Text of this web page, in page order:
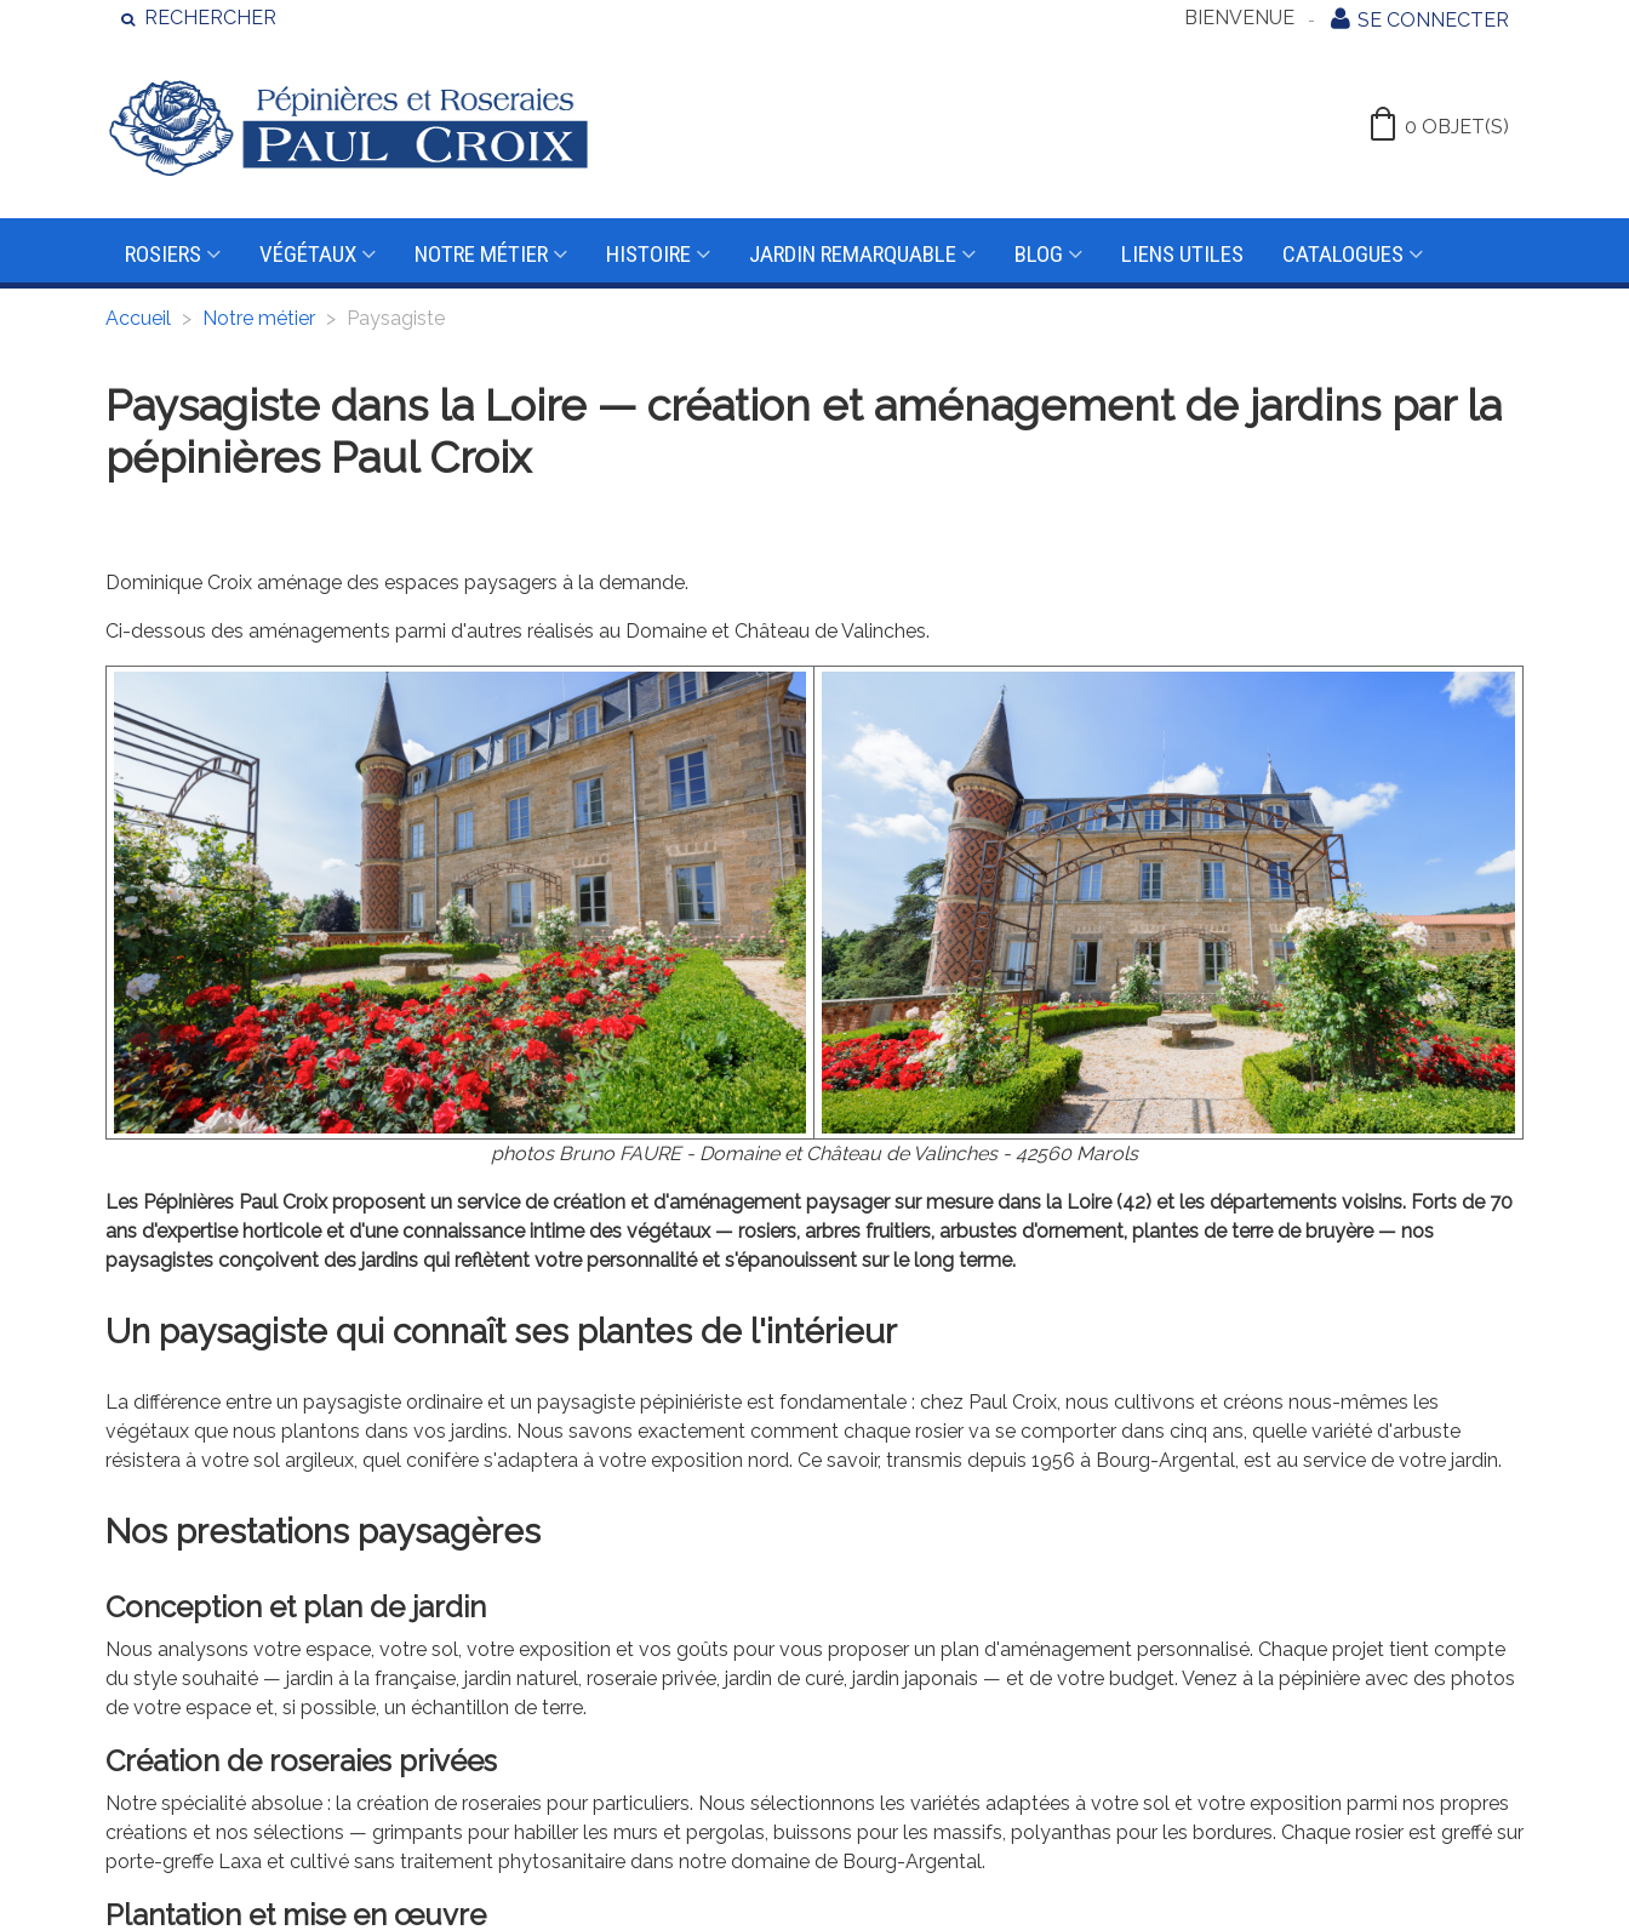
RECHERCHER BIENVENUE SE CONNECTER
0 OBJET(S)
ROSIERS VÉGÉTAUX NOTRE MÉTIER HISTOIRE JARDIN REMARQUABLE BLOG LIENS UTILES CATALOGUES
Accueil > Notre métier > Paysagiste
Paysagiste dans la Loire — création et aménagement de jardins par la
pépinières Paul Croix
Dominique Croix aménage des espaces paysagers à la demande.
Ci-dessous des aménagements parmi d'autres réalisés au Domaine et Château de Valinches.
photos Bruno FAURE - Domaine et Château de Valinches - 42560 Marols
Les Pépinières Paul Croix proposent un service de création et d'aménagement paysager sur mesure dans la Loire (42) et les départements voisins. Forts de 70
ans d'expertise horticole et d'une connaissance intime des végétaux — rosiers, arbres fruitiers, arbustes d'ornement, plantes de terre de bruyère — nos
paysagistes conçoivent des jardins qui reflètent votre personnalité et s'épanouissent sur le long terme.
Un paysagiste qui connaît ses plantes de l'intérieur
La différence entre un paysagiste ordinaire et un paysagiste pépiniériste est fondamentale : chez Paul Croix, nous cultivons et créons nous-mêmes les
végétaux que nous plantons dans vos jardins. Nous savons exactement comment chaque rosier va se comporter dans cinq ans, quelle variété d'arbuste
résistera à votre sol argileux, quel conifère s'adaptera à votre exposition nord. Ce savoir, transmis depuis 1956 à Bourg-Argental, est au service de votre jardin.
Nos prestations paysagères
Conception et plan de jardin
Nous analysons votre espace, votre sol, votre exposition et vos goûts pour vous proposer un plan d'aménagement personnalisé. Chaque projet tient compte
du style souhaité — jardin à la française, jardin naturel, roseraie privée, jardin de curé, jardin japonais — et de votre budget. Venez à la pépinière avec des photos
de votre espace et, si possible, un échantillon de terre.
Création de roseraies privées
Notre spécialité absolue : la création de roseraies pour particuliers. Nous sélectionnons les variétés adaptées à votre sol et votre exposition parmi nos propres
créations et nos sélections — grimpants pour habiller les murs et pergolas, buissons pour les massifs, polyanthas pour les bordures. Chaque rosier est greffé sur
porte-greffe Laxa et cultivé sans traitement phytosanitaire dans notre domaine de Bourg-Argental.
Plantation et mise en œuvre